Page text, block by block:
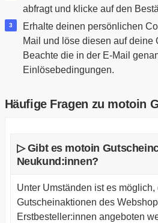
abfragt und klicke auf den
Erhalte deinen persönlichen
Mail und löse diesen auf deine
Beachte die in der E-Mail
Einlösebedingungen.
Häufige Fragen zu motoin
▷ Gibt es motoin
Neukund:innen?
Unter Umständen ist es möglich,
Gutscheinaktionen des
Erstbesteller:innen angeboten